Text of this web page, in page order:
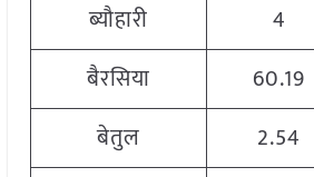
ब्यौहारी
4
बैरसिया
60.19
बेतुल
2.54